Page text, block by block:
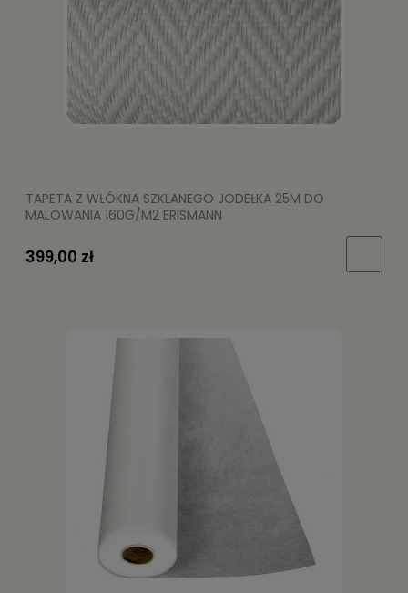
TAPETA Z WŁÓKNA SZKLANEGO JODEŁKA 25M DO
MALOWANIA 160G/M2 ERISMANN
399,00 zł